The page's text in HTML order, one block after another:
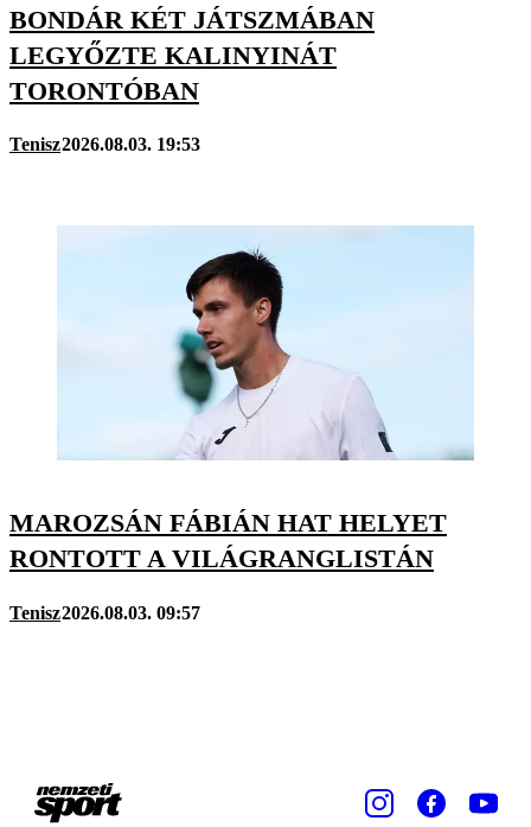
BONDÁR KÉT JÁTSZMÁBAN
LEGYŐZTE KALINYINÁT
TORONTÓBAN
Tenisz2026.08.03. 19:53
MAROZSÁN FÁBIÁN HAT HELYET
RONTOTT A VILÁGRANGLISTÁN
Tenisz2026.08.03. 09:57